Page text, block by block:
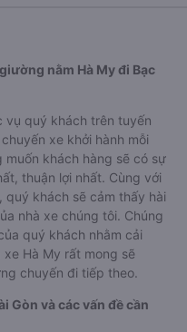
nằm Hà My đi Bạc
vụ quý khách trên tuyến
xe khởi hành mỗi
muốn khách hàng sẽ có sự
thuận lợi nhất. Cùng với
khách sẽ cảm thấy hài
nhà xe chúng tôi. Chúng
quý khách nhằm cải
Hà My rất mong sẽ
chuyến đi tiếp theo.
Gòn và các vấn đề cần